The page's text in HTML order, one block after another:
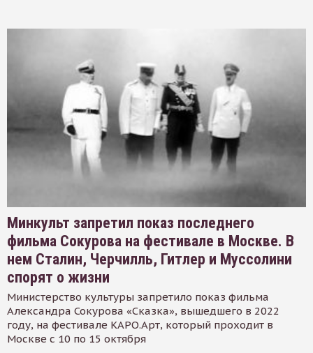
Минкульт запретил показ последнего
фильма Сокурова на фестивале в Москве. В
нем Сталин, Черчилль, Гитлер и Муссолини
спорят о жизни
Министерство культуры запретило показ фильма
Александра Сокурова «Сказка», вышедшего в 2022
году, на фестивале КАРО.Арт, который проходит в
Москве с 10 по 15 октября